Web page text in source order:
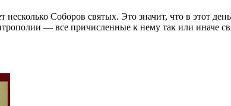
несколько Соборов святых. Это значит, что в этот
— все причисленные к нему так или иначе